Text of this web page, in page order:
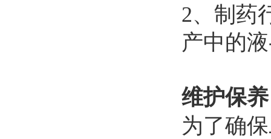
2、制药
产中的
维护保
为了确